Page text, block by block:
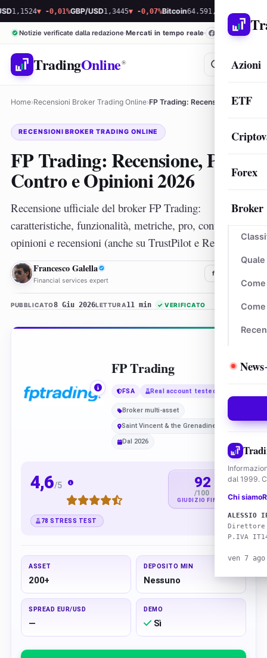
Azioni
ETF
Forex
Broker
News
dal 1999.
Chi siamo
ALESSIO
Direttore
P.IVA
ven 7
▼ -0,01%GBP/USD1,3445▼ -0,07%Bitcoin64.591,09▲ 0,42% Ethereum
Notizie verificate dalla redazione Mercati in tempo reale
TradingOnline®
Home›Recensioni Broker Trading Online› FP Trading: Recensione, Pro, Contro e Opinioni 2026
RECENSIONI BROKER TRADING ONLINE
FP Trading: Recensione, Pro,
Contro e Opinioni 2026
Recensione ufficiale del broker FP Trading:
caratteristiche, funzionalità, metriche, pro, contro,
opinioni e recensioni (anche su TrustPilot e Reddit).
FG Francesco Galella
Financial services expert
f
PUBBLICATO8 Giu 2026LETTURA11 min ✓ VERIFICATO
FP Trading
FSA Real account tested
Broker multi-asset
Saint Vincent & the Grenadines
Dal 2026
4,6/5 92
/100
GIUDIZIO FINALE
78 STRESS TEST
ASSET
200+
DEPOSITO MIN
Nessuno
SPREAD EUR/USD
—
DEMO
Sì